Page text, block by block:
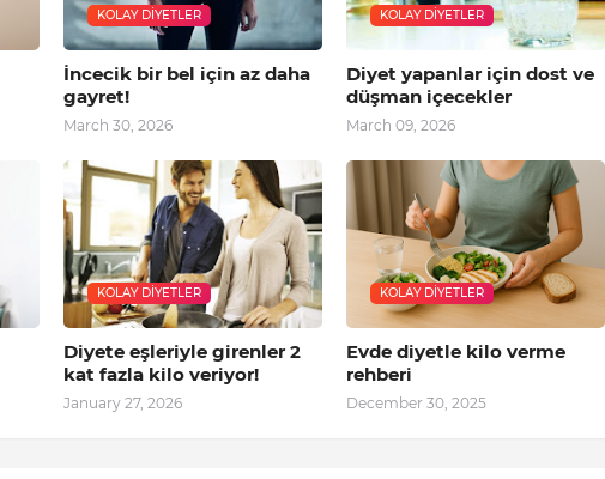
KOLAY DIYETLER
İncecik bir bel için az daha
gayret!
March 30, 2026
KOLAY DIYETLER
Diyet yapanlar için dost ve
düşman içecekler
March 09, 2026
KOLAY DIYETLER
Diyete eşleriyle girenler 2
kat fazla kilo veriyor!
January 27, 2026
KOLAY DIYETLER
Evde diyetle kilo verme
rehberi
December 30, 2025